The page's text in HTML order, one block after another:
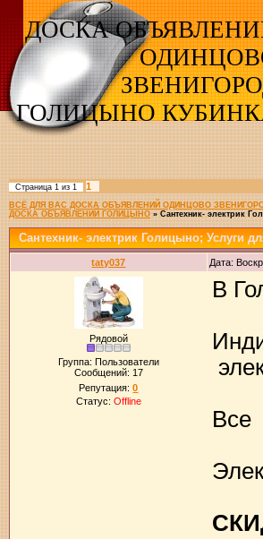
ДОСКА
ГОЛИЦЫНО
Страница 1из 1 1
ВСЁ ДЛЯ ВАС ДОСКА ОБЪЯВЛЕНИЙ ОДИНЦОВО
ДОСКА ОБЪЯВЛЕНИЙ ГОЛИЦЫНО » Сантехник- электрик
Сантехник- электрик Голицыно; Услуги
taty037 Дата:
Рядовой
Группа: Пользователи
Сообщений: 17
Репутация:0
Статус: Offline
В
Все